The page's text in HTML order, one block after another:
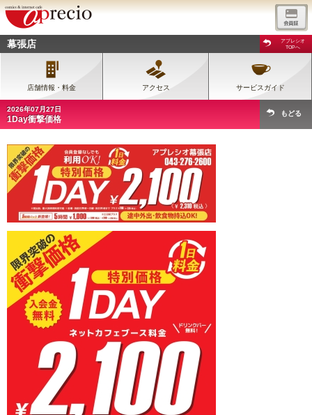
幕張店
アプレシオ
TOPへ
店舗情報・料金 アクセス サービスガイド
2026年07月27日
1Day衝撃価格
もどる